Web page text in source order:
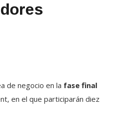
de negocio en la fase final
en el que participarán diez